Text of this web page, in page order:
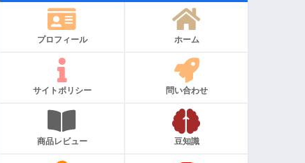
プロフィール ホーム
サイトポリシー 問い合わせ
商品レビュー 豆知識